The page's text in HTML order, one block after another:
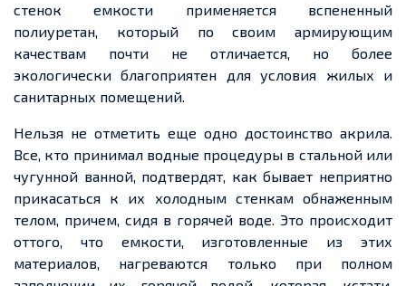
стенок емкости применяется вспененный
полиуретан, который по своим армирующим
качествам почти не отличается, но более
экологически благоприятен для условия жилых и
санитарных помещений.
Нельзя не отметить еще одно достоинство акрила.
Все, кто принимал водные процедуры в стальной или
чугунной ванной, подтвердят, как бывает неприятно
прикасаться к их холодным стенкам обнаженным
телом, причем, сидя в горячей воде. Это происходит
оттого, что емкости, изготовленные из этих
материалов, нагреваются только при полном